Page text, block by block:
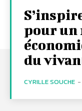
pour un
du
CYRILLE SOUCHE -